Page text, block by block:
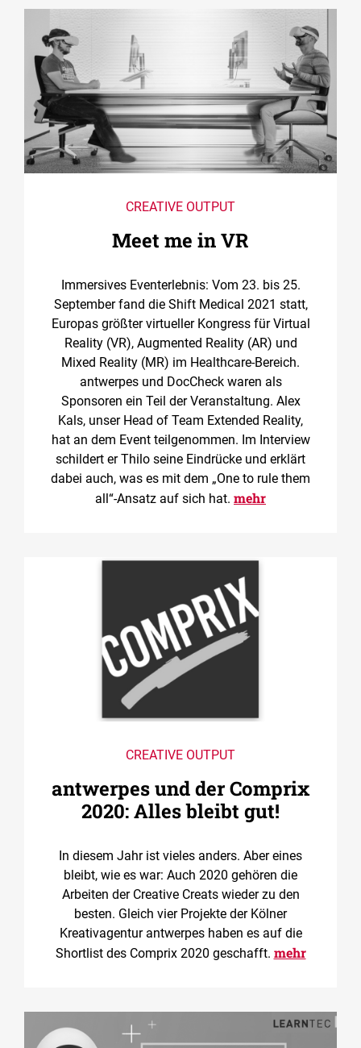
CREATIVE OUTPUT
Meet me in VR
Immersives Eventerlebnis: Vom 23. bis 25.
September fand die Shift Medical 2021 statt,
Europas größter virtueller Kongress für Virtual
Reality (VR), Augmented Reality (AR) und
Mixed Reality (MR) im Healthcare-Bereich.
antwerpes und DocCheck waren als
Sponsoren ein Teil der Veranstaltung. Alex
Kals, unser Head of Team Extended Reality,
hat an dem Event teilgenommen. Im Interview
schildert er Thilo seine Eindrücke und erklärt
dabei auch, was es mit dem „One to rule them
all“-Ansatz auf sich hat. mehr
CREATIVE OUTPUT
antwerpes und der Comprix
2020: Alles bleibt gut!
In diesem Jahr ist vieles anders. Aber eines
bleibt, wie es war: Auch 2020 gehören die
Arbeiten der Creative Creats wieder zu den
besten. Gleich vier Projekte der Kölner
Kreativagentur antwerpes haben es auf die
Shortlist des Comprix 2020 geschafft. mehr